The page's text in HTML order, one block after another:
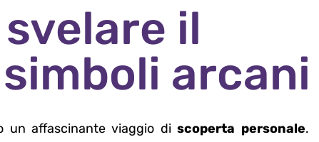
il
arcani
un affascinante viaggio discoperta personale.